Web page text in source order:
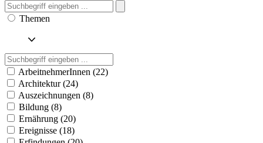
Themen
ArbeitnehmerInnen (22)
Architektur (24)
Auszeichnungen (8)
Bildung (8)
Ernährung (20)
Ereignisse (18)